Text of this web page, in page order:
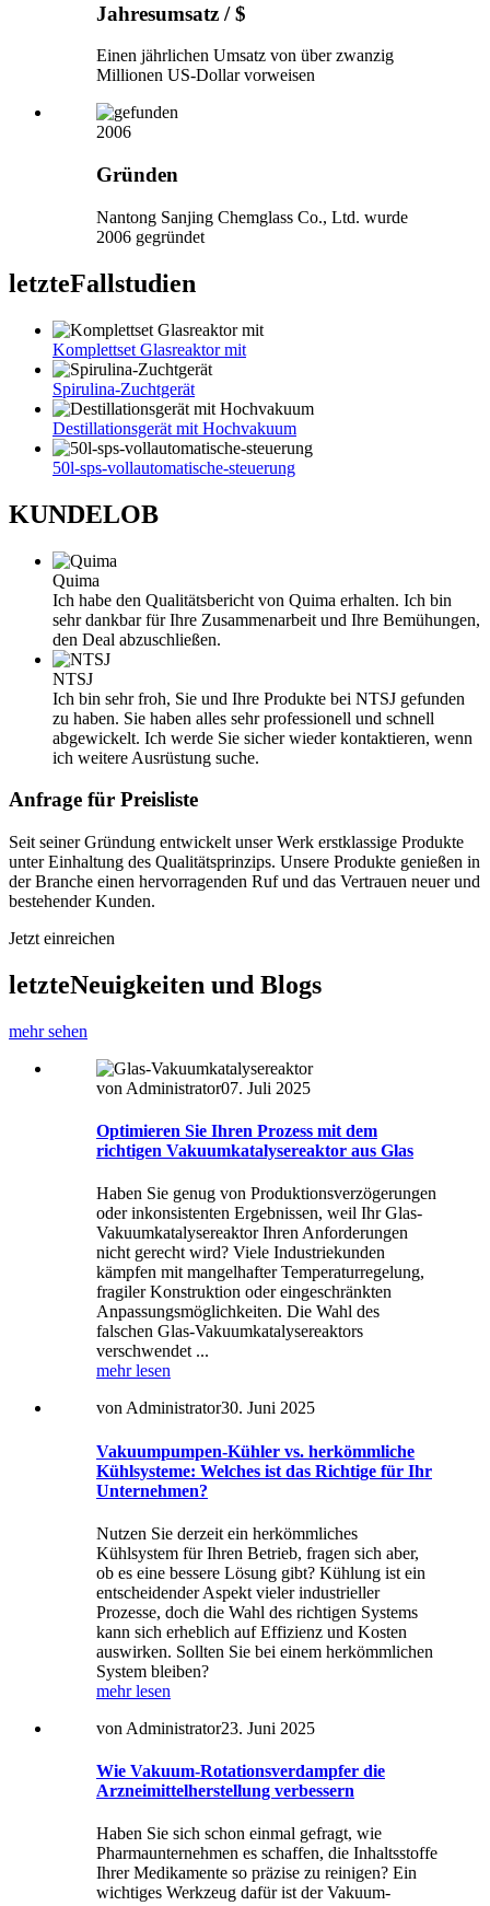
Jahresumsatz / $
Einen jährlichen Umsatz von über zwanzig
Millionen US-Dollar vorweisen
2006
Gründen
Nantong Sanjing Chemglass Co., Ltd. wurde
2006 gegründet
letzteFallstudien
Komplettset Glasreaktor mit
Spirulina-Zuchtgerät
Destillationsgerät mit Hochvakuum
50l-sps-vollautomatische-steuerung
KUNDELOB
Quima
Ich habe den Qualitätsbericht von Quima erhalten. Ich bin
sehr dankbar für Ihre Zusammenarbeit und Ihre Bemühungen,
den Deal abzuschließen.
NTSJ
Ich bin sehr froh, Sie und Ihre Produkte bei NTSJ gefunden
zu haben. Sie haben alles sehr professionell und schnell
abgewickelt. Ich werde Sie sicher wieder kontaktieren, wenn
ich weitere Ausrüstung suche.
Anfrage für Preisliste
Seit seiner Gründung entwickelt unser Werk erstklassige Produkte
unter Einhaltung des Qualitätsprinzips. Unsere Produkte genießen in
der Branche einen hervorragenden Ruf und das Vertrauen neuer und
bestehender Kunden.
Jetzt einreichen
letzteNeuigkeiten und Blogs
mehr sehen
von Administrator07. Juli 2025
Optimieren Sie Ihren Prozess mit dem
richtigen Vakuumkatalysereaktor aus Glas
Haben Sie genug von Produktionsverzögerungen
oder inkonsistenten Ergebnissen, weil Ihr Glas-
Vakuumkatalysereaktor Ihren Anforderungen
nicht gerecht wird? Viele Industriekunden
kämpfen mit mangelhafter Temperaturregelung,
fragiler Konstruktion oder eingeschränkten
Anpassungsmöglichkeiten. Die Wahl des
falschen Glas-Vakuumkatalysereaktors
verschwendet ...
mehr lesen
von Administrator30. Juni 2025
Vakuumpumpen-Kühler vs. herkömmliche
Kühlsysteme: Welches ist das Richtige für Ihr
Unternehmen?
Nutzen Sie derzeit ein herkömmliches
Kühlsystem für Ihren Betrieb, fragen sich aber,
ob es eine bessere Lösung gibt? Kühlung ist ein
entscheidender Aspekt vieler industrieller
Prozesse, doch die Wahl des richtigen Systems
kann sich erheblich auf Effizienz und Kosten
auswirken. Sollten Sie bei einem herkömmlichen
System bleiben?
mehr lesen
von Administrator23. Juni 2025
Wie Vakuum-Rotationsverdampfer die
Arzneimittelherstellung verbessern
Haben Sie sich schon einmal gefragt, wie
Pharmaunternehmen es schaffen, die Inhaltsstoffe
Ihrer Medikamente so präzise zu reinigen? Ein
wichtiges Werkzeug dafür ist der Vakuum-